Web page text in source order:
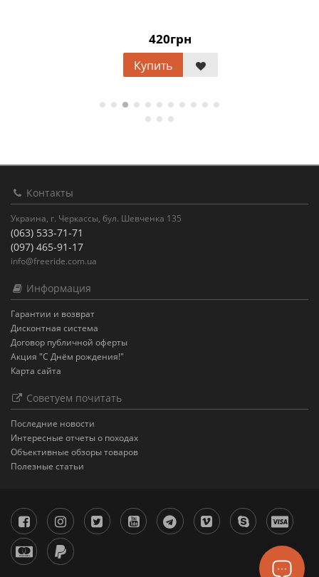
420грн
Купить
Контакты
Украина, г. Черкассы, бул. Шевченка 135
(063) 533-71-71
(097) 465-91-17
info@freeride.com.ua
Информация
Гарантии и возврат
Дисконтная система
Договор публичной оферты
Акция "С Днём рождения!"
Карта сайта
Советуем почитать
Последние новости
Интересные отчеты о походах
Объективные обзоры товаров
Полезные статьи